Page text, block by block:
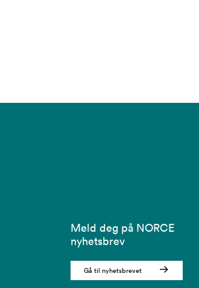
Meld deg på NORCE
nyhetsbrev
Gå til nyhetsbrevet